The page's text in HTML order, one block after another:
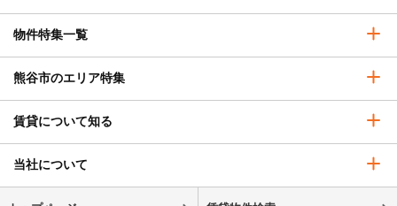
物件特集一覧
熊谷市のエリア特集
賃貸について知る
当社について